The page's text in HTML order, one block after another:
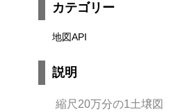
カテゴリー
地図API
説明
縮尺20万分の1土壌図